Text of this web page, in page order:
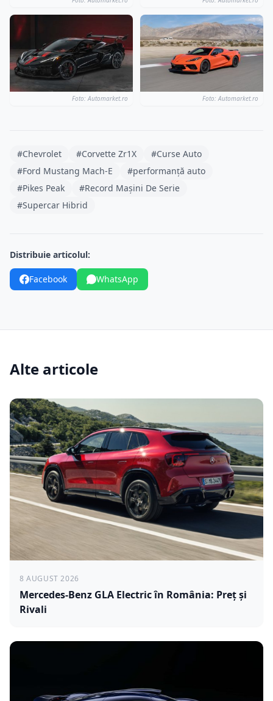
Foto: Automarket.ro Foto: Automarket.ro
#Chevrolet #Corvette Zr1X
#Curse Auto
#Ford Mustang Mach-E
#performanță auto
#Pikes Peak
#Record Mașini De Serie
#Supercar Hibrid
Distribuie articolul:
Facebook WhatsApp
Alte articole
8 AUGUST 2026
Mercedes-Benz GLA Electric în România: Preț și
Rivali